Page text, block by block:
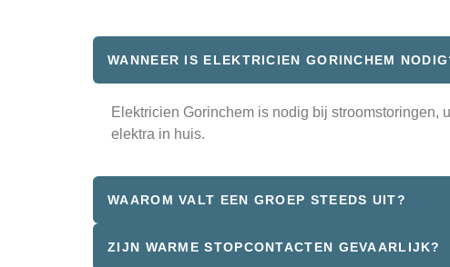
WANNEER IS ELEKTRICIEN GORINCHEM
Elektricien Gorinchem is nodig bij
elektra in huis.
WAAROM VALT EEN GROEP STEEDS UIT?
ZIJN WARME STOPCONTACTEN GEVAARLIJK?